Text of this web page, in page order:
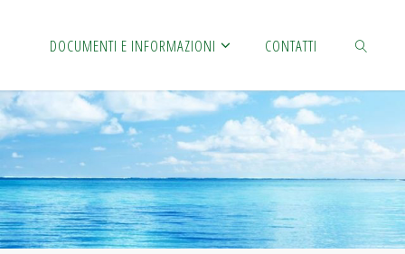
DOCUMENTI E INFORMAZIONI CONTATTI
CERCA